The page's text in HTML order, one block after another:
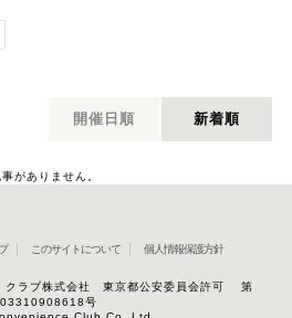
開催日順 新着順
がありません。
このサイトについて 個人情報保護方針
クラブ株式会社 東京都公安委員会許可 第
号